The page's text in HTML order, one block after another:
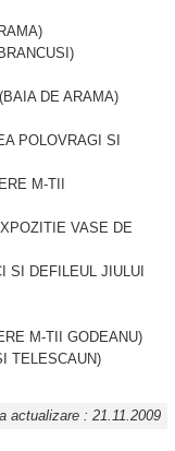
DE ARAMA)
POLOVRAGI SI
M-TII
VASE DE
SI DEFILEUL JIULUI
M-TII GODEANU)
TELESCAUN)
actualizare : 21.11.2009